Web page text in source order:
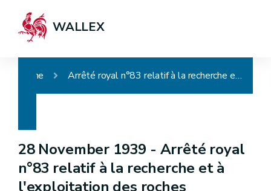
WALLEX
Home Arrêté royal n°83 relatif à la recherche et à l'exploitation des roches bitumeuses, du pétrole et des gaz combustibles
28 November 1939 - Arrêté royal
n°83 relatif à la recherche et à
l'exploitation des roches